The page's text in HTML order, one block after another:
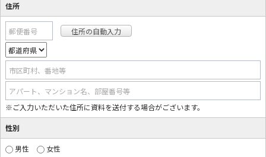
住所
郵便番号
市区町村、番地等
アパート、マンション名、部屋番号等
※ご入力いただいた住所に資料を送付する場合がございます。
性別
男性 女性